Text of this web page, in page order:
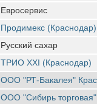
Евросервис
Продимекс (Краснодар)
Русский сахар
ТРИО XXI (Краснодар)
ООО "РТ-Бакалея"
ООО "Сибирь